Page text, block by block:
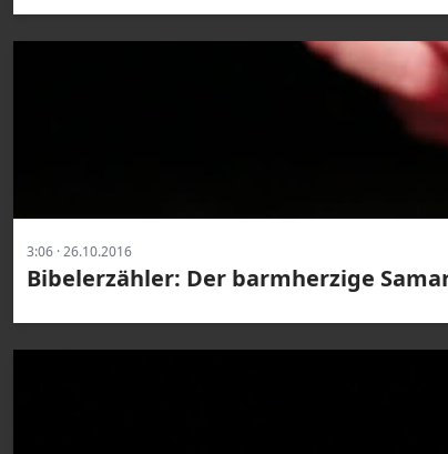
3:06 · 26.10.2016
Bibelerzähler: Der barmherzige